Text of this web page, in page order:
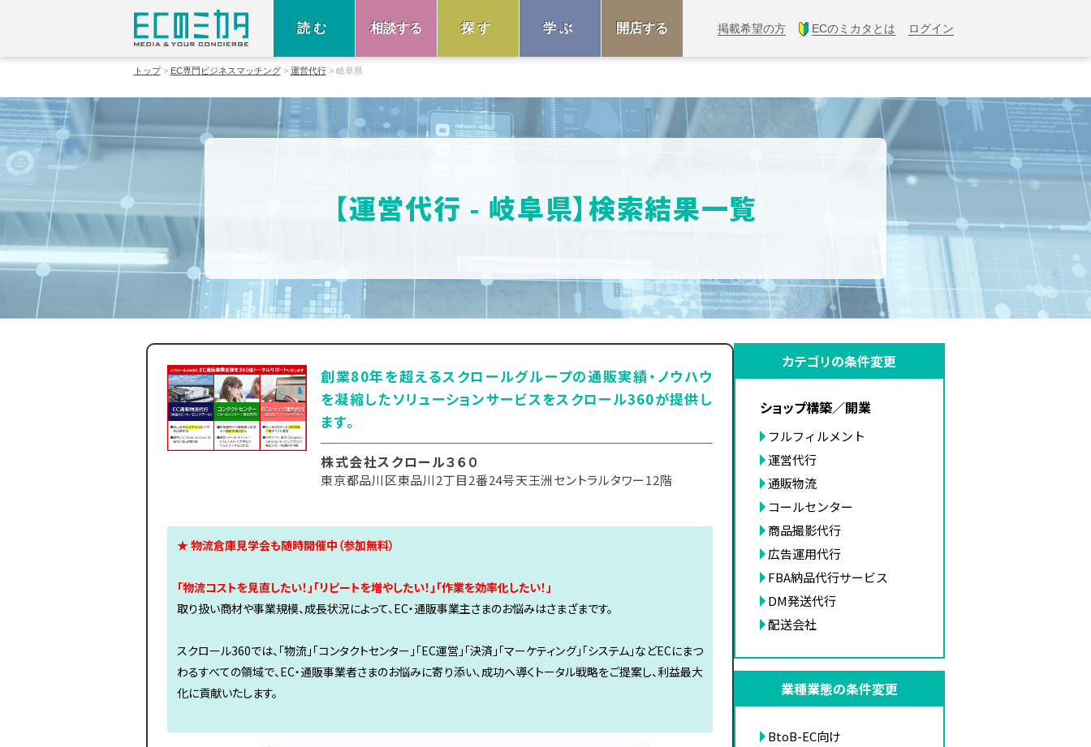
読む 相談する 探す 学ぶ 開店する 掲載希望の方 ECのミカタとは ログイン
トップ EC専門ビジネスマッチング 運営代行 岐阜県
【運営代行 - 岐阜県】検索結果一覧
創業80年を超えるスクロールグループの通販実績・ノウハウ
を凝縮したソリューションサービスをスクロール360が提供し
ます。
株式会社スクロール３６０
東京都品川区東品川2丁目2番24号天王洲セントラルタワー12階
★ 物流倉庫見学会も随時開催中（参加無料）
「物流コストを見直したい！」「リピートを増やしたい！」「作業を効率化したい！」
取り扱い商材や事業規模、成長状況によって、EC・通販事業主さまのお悩みはさまざまです。
スクロール360では、「物流」「コンタクトセンター」「EC運営」「決済」「マーケティング」「システム」などECにまつ
わるすべての領域で、EC・通販事業者さまのお悩みに寄り添い、成功へ導くトータル戦略をご提案し、利益最大
化に貢献いたします。
カテゴリの条件変更
ショップ構築／開業
フルフィルメント
運営代行
通販物流
コールセンター
商品撮影代行
広告運用代行
FBA納品代行サービス
DM発送代行
配送会社
業種業態の条件変更
BtoB-EC向け